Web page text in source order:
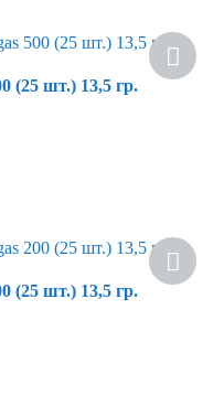
(25 шт.) 13,5 гр.
(25 шт.) 13,5 гр.